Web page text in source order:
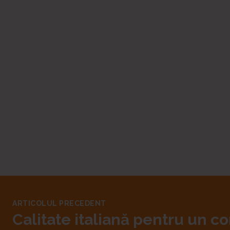
ARTICOLUL PRECEDENT
Calitate italiană pentru un